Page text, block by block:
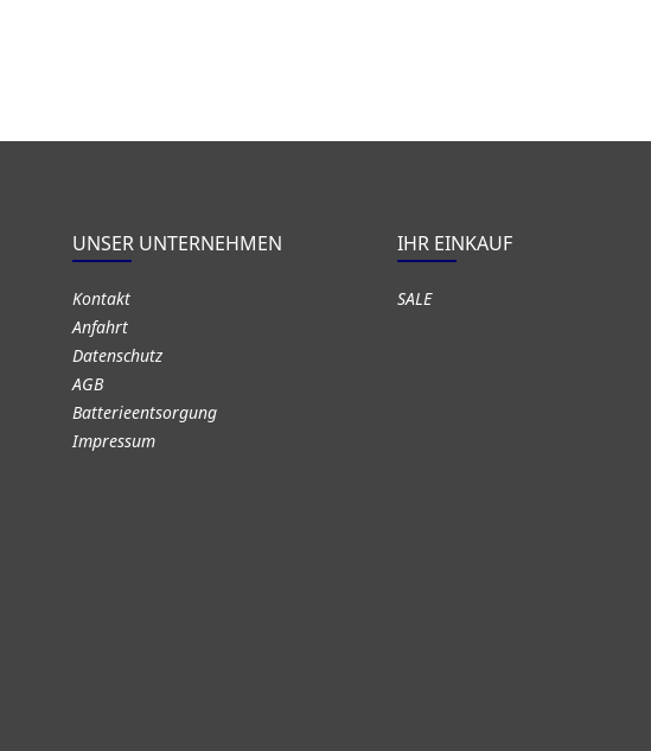
UNSER UNTERNEHMEN
Kontakt
Anfahrt
Datenschutz
AGB
Batterieentsorgung
Impressum
IHR EINKAUF
SALE